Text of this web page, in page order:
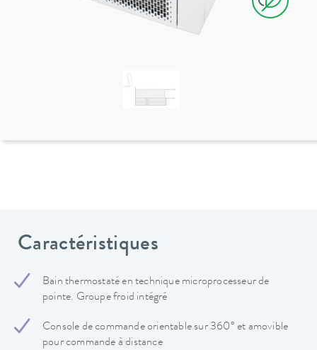
Caractéristiques
Bain thermostaté en technique microprocesseur de
pointe. Groupe froid intégré
Console de commande orientable sur 360° et amovible
pour commande à distance